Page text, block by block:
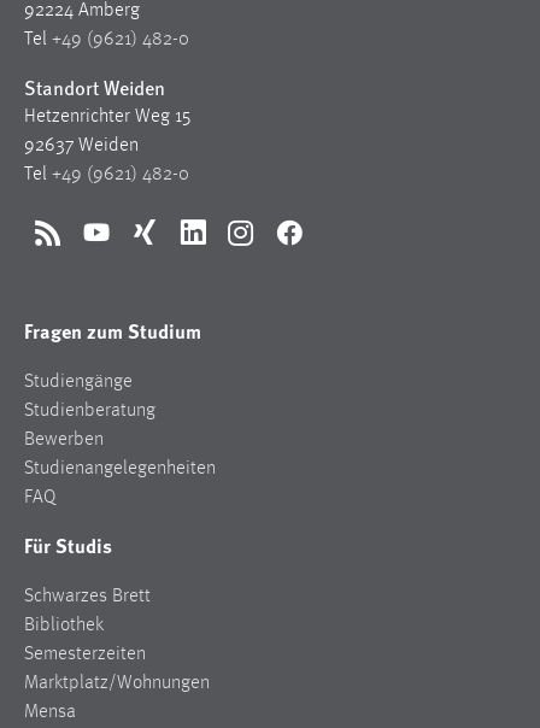
92224 Amberg
Tel +49 (9621) 482-0
Standort Weiden
Hetzenrichter Weg 15
92637 Weiden
Tel +49 (9621) 482-0
RSS YouTubeXing LinkedInInstagramFacebook
Fragen zum Studium
Studiengänge
Studienberatung
Bewerben
Studienangelegenheiten
FAQ
Für Studis
Schwarzes Brett
Bibliothek
Semesterzeiten
Marktplatz/Wohnungen
Mensa